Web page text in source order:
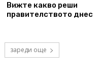
Вижте какво реши
правителството днес
зареди още